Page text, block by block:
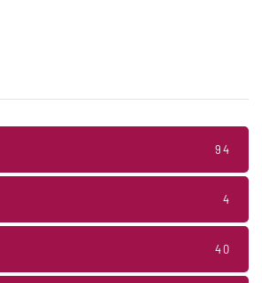
94
4
40